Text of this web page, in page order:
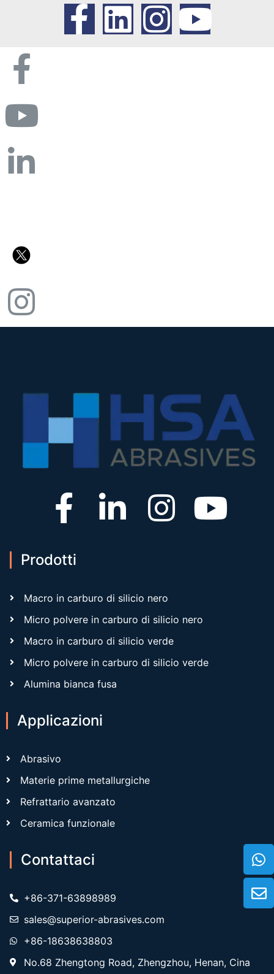
Prodotti
Macro in carburo di silicio nero
Micro polvere in carburo di silicio nero
Macro in carburo di silicio verde
Micro polvere in carburo di silicio verde
Alumina bianca fusa
Applicazioni
Abrasivo
Materie prime metallurgiche
Refrattario avanzato
Ceramica funzionale
Contattaci
+86-371-63898989
sales@superior-abrasives.com
+86-18638638803
No.68 Zhengtong Road, Zhengzhou, Henan, Cina